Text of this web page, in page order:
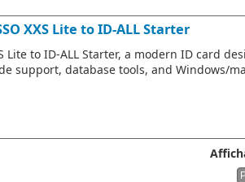
XXS Lite to ID-ALL Starter
Lite to ID-ALL Starter, a modern ID card
support, database tools, and Windows/